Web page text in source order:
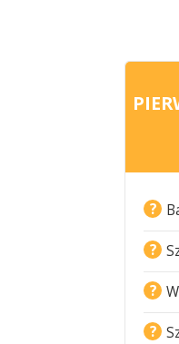
?
?
?
?